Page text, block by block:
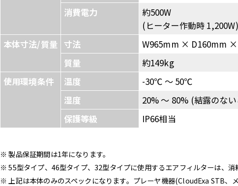
消費電力
約500W
(ヒーター作動時 1,200W)
本体寸法/質量 寸法 W965mm × D160mm
質量
約149kg
使用環境条件
温度 -30℃ 〜 50℃
湿度
20% 〜 80% (結露のな
保護等級
IP66相当
※ 製品保証期間は1年になります。
※ 55型タイプ、46型タイプ、32型タイプに使用するエアフィルターは、消
※ 上記は本体のみのスペックになります。プレーヤ機器(CloudExa STB、